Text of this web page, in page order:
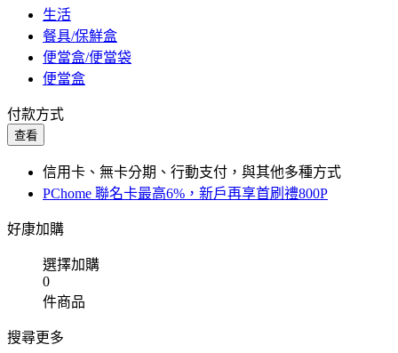
生活
餐具/保鮮盒
便當盒/便當袋
便當盒
付款方式
查看
信用卡、無卡分期、行動支付，與其他多種方式
PChome 聯名卡最高6%，新戶再享首刷禮800P
好康加購
選擇加購
0
件商品
搜尋更多